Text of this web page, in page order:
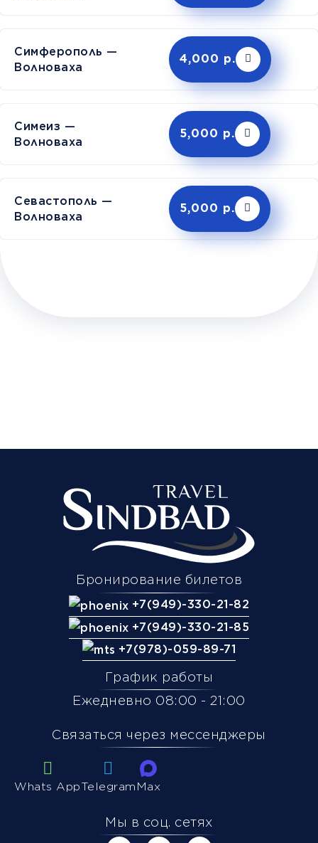
Симферополь —
Волноваха
4,000 р.
Симеиз —
Волноваха
5,000 р.
Севастополь —
Волноваха
5,000 р.
Бронирование билетов
+7(949)-330-21-82
+7(949)-330-21-85
+7(978)-059-89-71
График работы
Ежедневно 08:00 - 21:00
Связаться через мессенджеры
Whats App Telegram Max
Мы в соц. сетях